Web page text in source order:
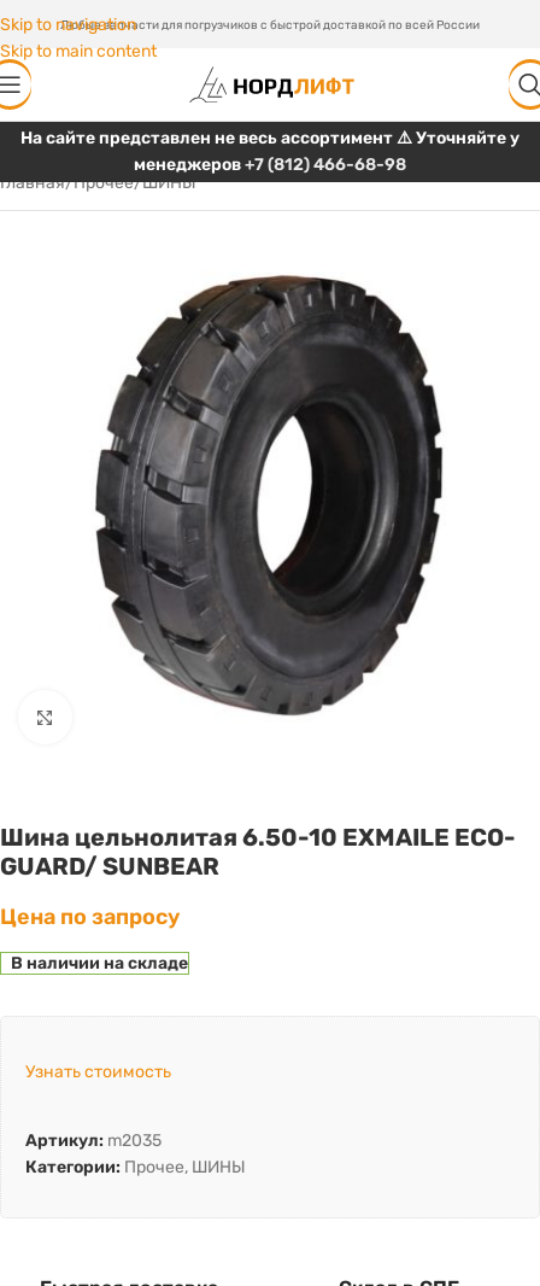
Skip to navigation
Skip to main content
Любые запчасти для погрузчиков с быстрой доставкой по всей России
На сайте представлен не весь ассортимент ⚠️ Уточняйте у
менеджеров+7 (812) 466-68-98
Главная/Прочее/ШИНЫ
Шина цельнолитая 6.50-10 EXMAILE ECO-
GUARD/ SUNBEAR
Цена по запросу
В наличии на складе
Узнать стоимость
Артикул: m2035
Категории: Прочее, ШИНЫ